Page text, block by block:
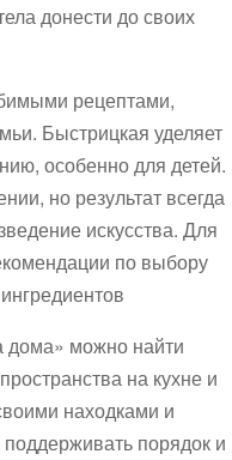
донести до своих
рецептами,
Быстрицкая уделяет
особенно для детей.
но результат всегда
искусства. Для
по выбору
дома» можно найти
на кухне и
находками и
порядок и